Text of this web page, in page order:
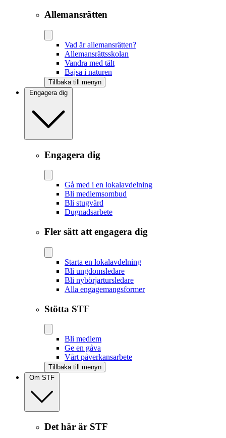
Allemansrätten
Vad är allemansrätten?
Allemansrättsskolan
Vandra med tält
Bajsa i naturen
Tillbaka till menyn
Engagera dig
Engagera dig
Gå med i en lokalavdelning
Bli medlemsombud
Bli stugvärd
Dugnadsarbete
Fler sätt att engagera dig
Starta en lokalavdelning
Bli ungdomsledare
Bli nybörjartursledare
Alla engagemangsformer
Stötta STF
Bli medlem
Ge en gåva
Vårt påverkansarbete
Tillbaka till menyn
Om STF
Det här är STF